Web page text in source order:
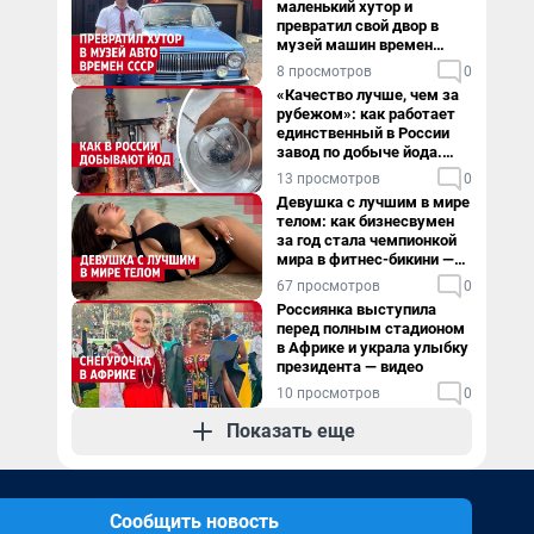
маленький хутор и
превратил свой двор в
музей машин времен
СССР. Видео
8 просмотров 0
«Качество лучше, чем за
рубежом»: как работает
единственный в России
завод по добыче йода.
Видео
13 просмотров 0
Девушка с лучшим в мире
телом: как бизнесвумен
за год стала чемпионкой
мира в фитнес-бикини —
видео
67 просмотров 0
Россиянка выступила
перед полным стадионом
в Африке и украла улыбку
президента — видео
10 просмотров 0
Показать еще
Сообщить новость